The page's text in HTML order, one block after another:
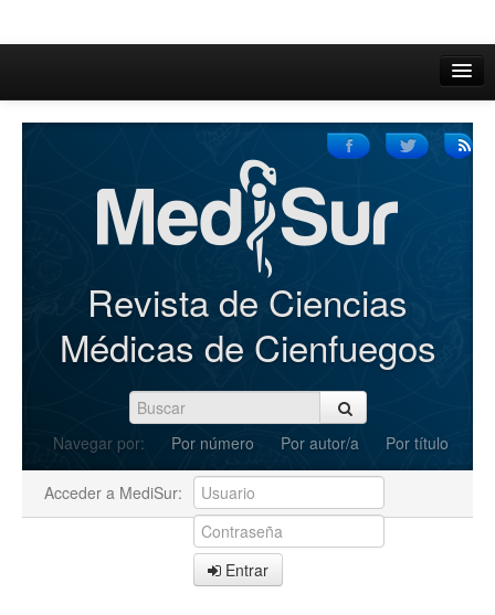
Inicio
Iniciar sesión
Registrarse
Revista de Ciencias
Médicas de Cienfuegos
Navegar por: Por número Por autor/a Por título
Acceder a MediSur:
Entrar